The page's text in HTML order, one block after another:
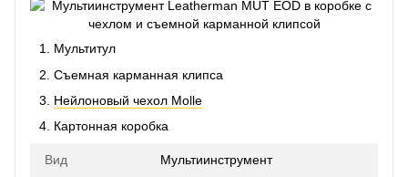
Мультитул
Съемная карманная клипса
Нейлоновый чехол Molle
Картонная коробка
Вид Мультиинструмент